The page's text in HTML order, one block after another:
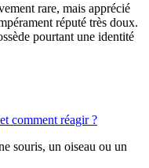
rare, mais apprécié
réputé très doux.
pourtant une identité
comment réagir ?
souris, un oiseau ou un